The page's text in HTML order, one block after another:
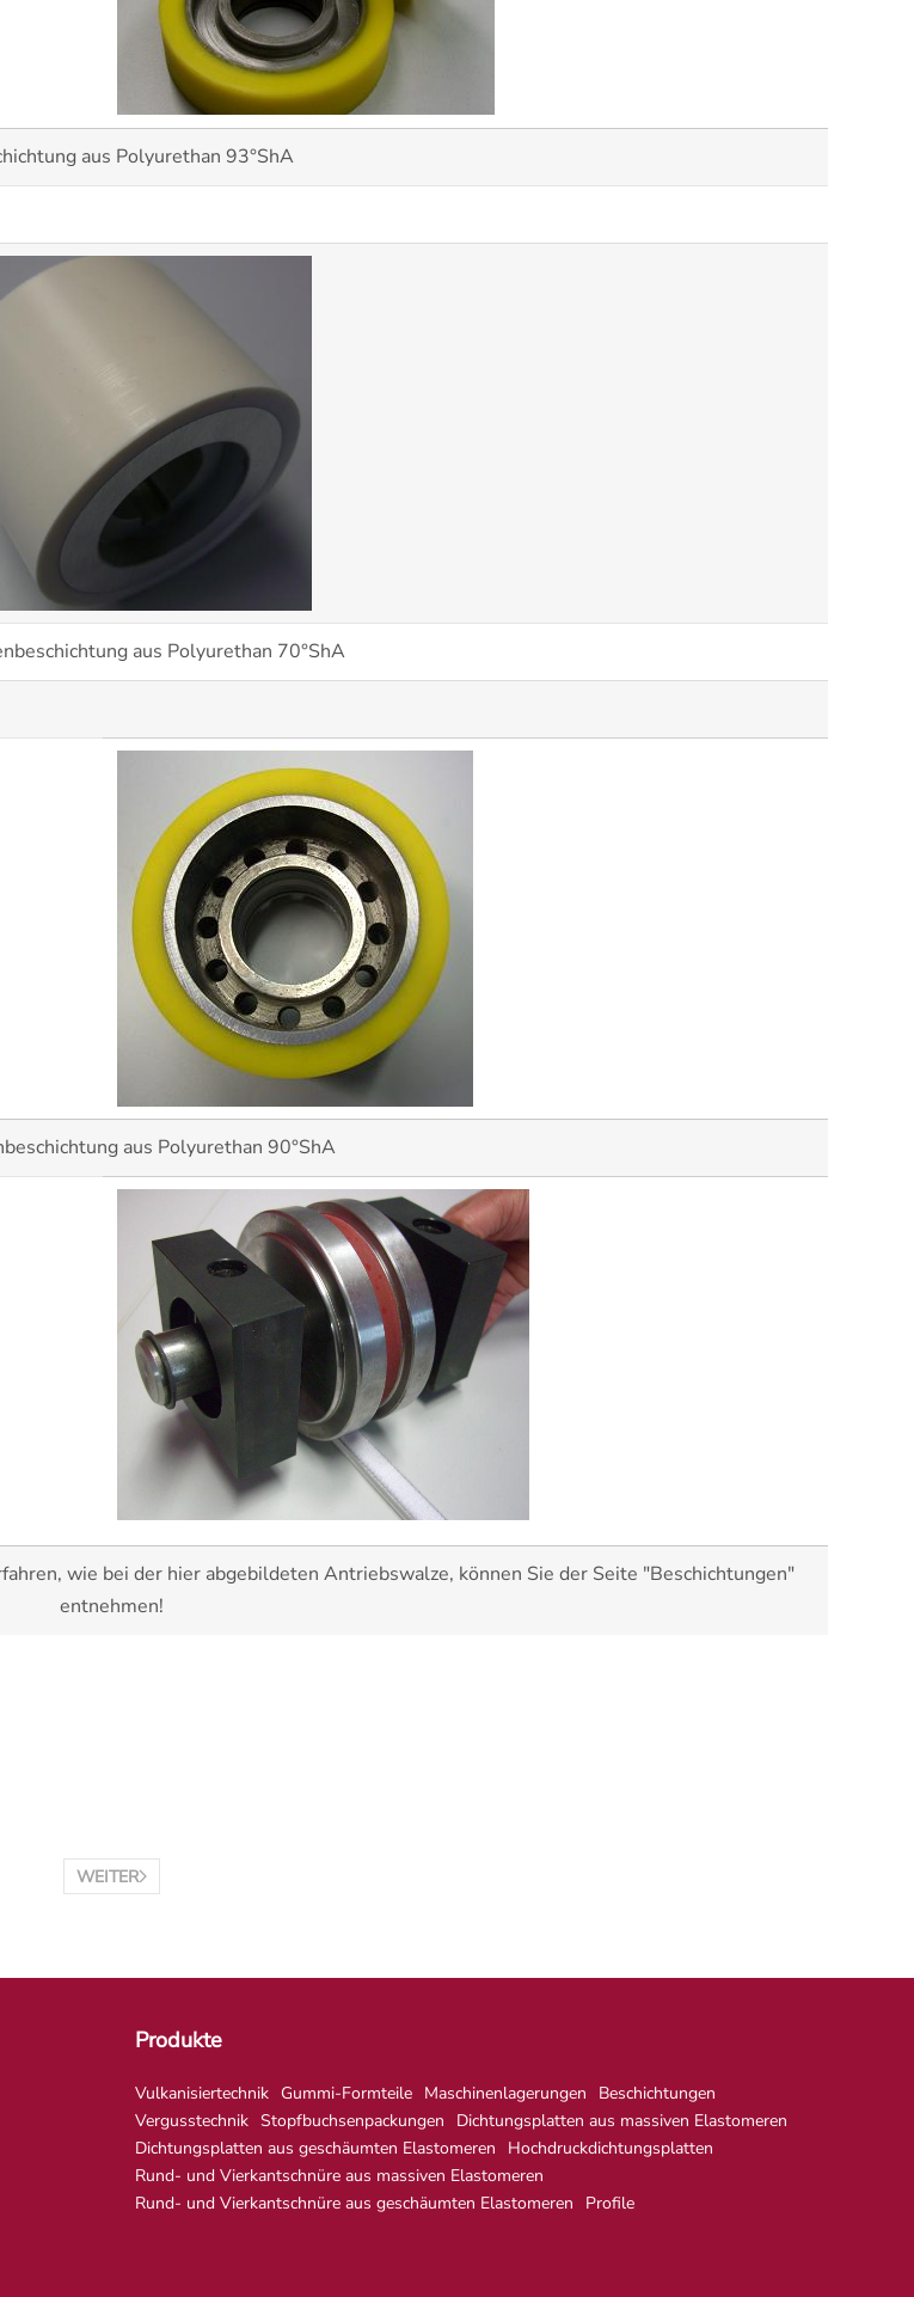
aus Polyurethan 93°ShA
aus Polyurethan 70°ShA
aus Polyurethan 90°ShA
wie bei der hier abgebildeten Antriebswalze, können Sie der Seite "Beschichtungen"
entnehmen!
WEITER
Produkte
Vulkanisiertechnik Gummi-Formteile Maschinenlagerungen
Beschichtungen
Vergusstechnik Stopfbuchsenpackungen
Dichtungsplatten aus massiven Elastomeren
Dichtungsplatten aus geschäumten Elastomeren
Hochdruckdichtungsplatten
Rund- und Vierkantschnüre aus massiven Elastomeren
Rund- und Vierkantschnüre aus geschäumten Elastomeren
Profile